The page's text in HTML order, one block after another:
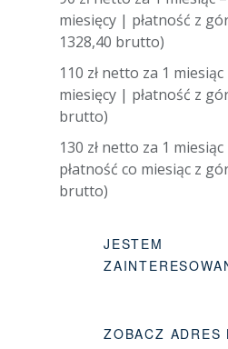
miesięcy | płatność z
1328,40 brutto)
110 zł netto za 1
miesięcy | płatność z
brutto)
130 zł netto za 1
płatność co miesiąc z
brutto)
JESTEM
ZOBACZ ADRES